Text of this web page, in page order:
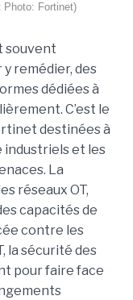
Photo: Fortinet)
souvent
remédier, des
dédiées à
C’est le
destinées à
industriels et les
La
réseaux OT,
capacités de
contre les
la sécurité des
pour faire face